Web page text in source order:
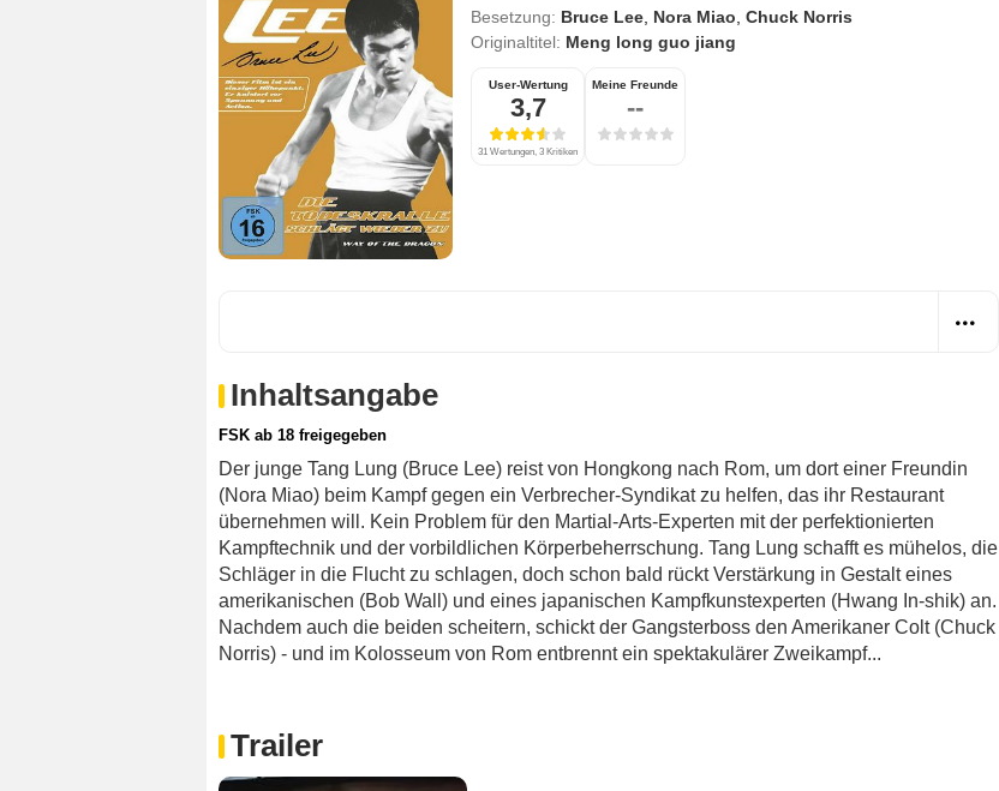
Besetzung: Bruce Lee Nora Miao Chuck Norris
Originaltitel: Meng long guo jiang
User-Wertung
3,7
31 Wertungen, 3 Kritiken
Meine Freunde
--
Inhaltsangabe
FSK ab 18 freigegeben
Der junge Tang Lung (Bruce Lee) reist von Hongkong nach Rom, um dort einer Freundin
(Nora Miao) beim Kampf gegen ein Verbrecher-Syndikat zu helfen, das ihr Restaurant
übernehmen will. Kein Problem für den Martial-Arts-Experten mit der perfektionierten
Kampftechnik und der vorbildlichen Körperbeherrschung. Tang Lung schafft es mühelos, die
Schläger in die Flucht zu schlagen, doch schon bald rückt Verstärkung in Gestalt eines
amerikanischen (Bob Wall) und eines japanischen Kampfkunstexperten (Hwang In-shik) an.
Nachdem auch die beiden scheitern, schickt der Gangsterboss den Amerikaner Colt (Chuck
Norris) - und im Kolosseum von Rom entbrennt ein spektakulärer Zweikampf...
Trailer